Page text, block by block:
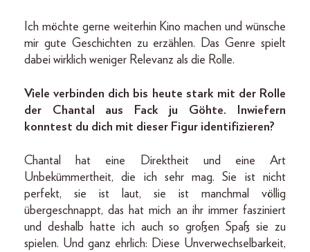
Ich möchte gerne weiterhin Kino machen und wünsche
mir gute Geschichten zu erzählen. Das Genre spielt
dabei wirklich weniger Relevanz als die Rolle.
Viele verbinden dich bis heute stark mit der Rolle
der Chantal aus Fack ju Göhte. Inwiefern
konntest du dich mit dieser Figur identifizieren?
Chantal hat eine Direktheit und eine Art
Unbekümmertheit, die ich sehr mag. Sie ist nicht
perfekt, sie ist laut, sie ist manchmal völlig
übergeschnappt, das hat mich an ihr immer fasziniert
und deshalb hatte ich auch so großen Spaß sie zu
spielen. Und ganz ehrlich: Diese Unverwechselbarkeit,